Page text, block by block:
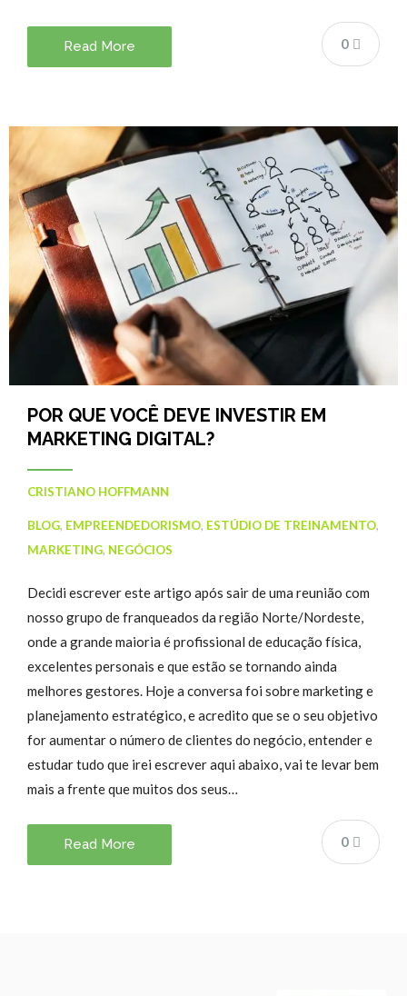
0
Read More
POR QUE VOCÊ DEVE INVESTIR EM
MARKETING DIGITAL?
CRISTIANO HOFFMANN
BLOG, EMPREENDEDORISMO, ESTÚDIO DE TREINAMENTO,
MARKETING, NEGÓCIOS
Decidi escrever este artigo após sair de uma reunião com
nosso grupo de franqueados da região Norte/Nordeste,
onde a grande maioria é profissional de educação física,
excelentes personais e que estão se tornando ainda
melhores gestores. Hoje a conversa foi sobre marketing e
planejamento estratégico, e acredito que se o seu objetivo
for aumentar o número de clientes do negócio, entender e
estudar tudo que irei escrever aqui abaixo, vai te levar bem
mais a frente que muitos dos seus…
0
Read More